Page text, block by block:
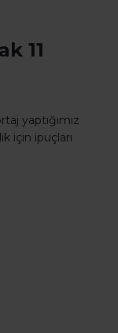
11
yaptığımız
için ipuçları